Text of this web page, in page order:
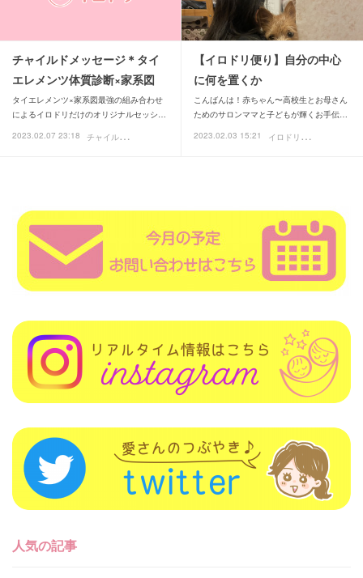
チャイルドメッセージ＊タイ
エレメンツ体質診断×家系図
タイエレメンツ×家系図最強の組み合わせ
によるイロドリだけのオリジナルセッシ…
2023.02.07 23:18
チ
ャイルドメッセージ
【イロドリ便り】自分の中心
に何を置くか
こんばんは！赤ちゃん〜高校生とお母さん
ためのサロンママと子どもが輝くお手伝…
2023.02.03 15:21
イ
ロドリ便り
人気の記事